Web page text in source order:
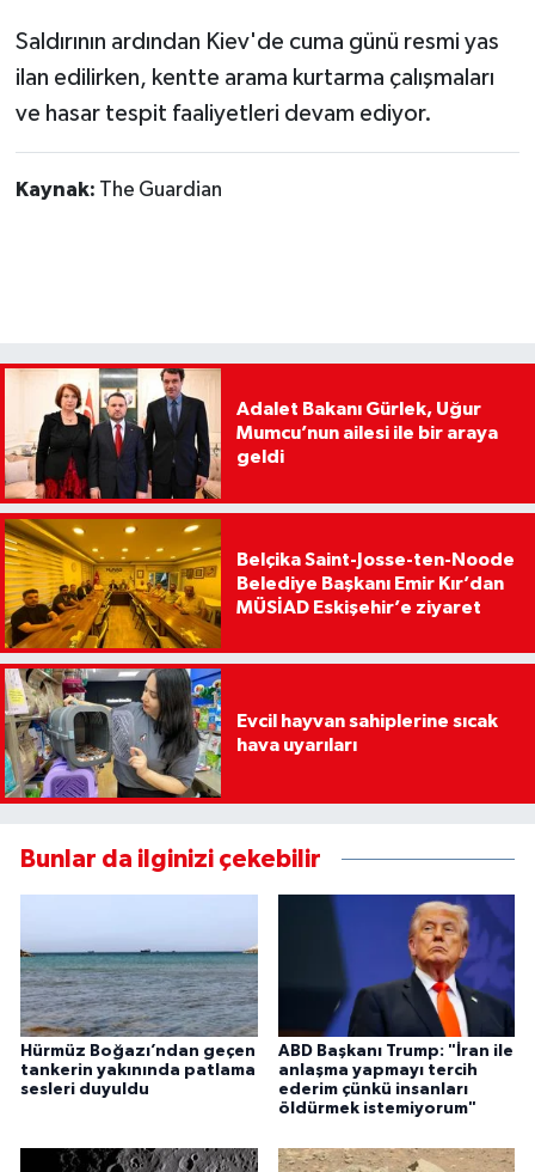
Saldırının ardından Kiev'de cuma günü resmi yas
ilan edilirken, kentte arama kurtarma çalışmaları
ve hasar tespit faaliyetleri devam ediyor.
Kaynak: The Guardian
Adalet Bakanı Gürlek, Uğur
Mumcu’nun ailesi ile bir araya
geldi
Belçika Saint-Josse-ten-Noode
Belediye Başkanı Emir Kır’dan
MÜSİAD Eskişehir’e ziyaret
Evcil hayvan sahiplerine sıcak
hava uyarıları
Bunlar da ilginizi çekebilir
Hürmüz Boğazı’ndan geçen
tankerin yakınında patlama
sesleri duyuldu
ABD Başkanı Trump: "İran ile
anlaşma yapmayı tercih
ederim çünkü insanları
öldürmek istemiyorum"